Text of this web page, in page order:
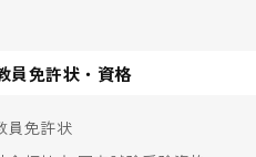
員免許状・資格
員免許状